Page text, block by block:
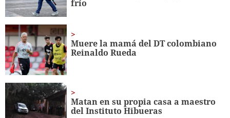
frío
Muere la mamá del DT colombiano
Reinaldo Rueda
Matan en su propia casa a maestro
del Instituto Hibueras